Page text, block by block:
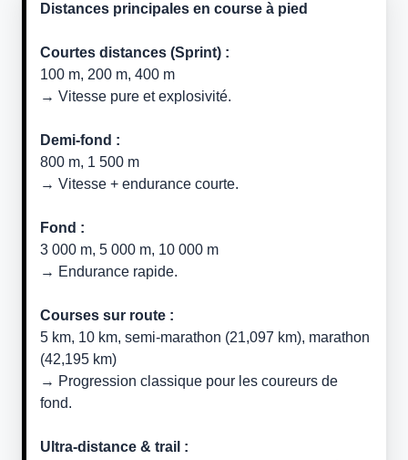
Distances principales en course à pied
Courtes distances (Sprint) :
100 m, 200 m, 400 m
→ Vitesse pure et explosivité.
Demi-fond :
800 m, 1 500 m
→ Vitesse + endurance courte.
Fond :
3 000 m, 5 000 m, 10 000 m
→ Endurance rapide.
Courses sur route :
5 km, 10 km, semi-marathon (21,097 km), marathon
(42,195 km)
→ Progression classique pour les coureurs de
fond.
Ultra-distance & trail :